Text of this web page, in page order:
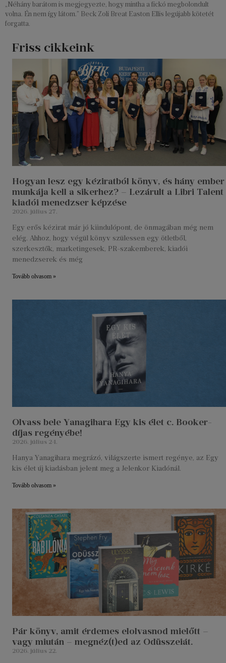
„Néhány barátom is megjegyezte, hogy mintha a fickó megbolondult
volna. Én nem így látom.” Beck Zoli Breat Easton Ellis legújabb kötetét
forgatta.
Friss cikkeink
Hogyan lesz egy kéziratból könyv, és hány ember
munkája kell a sikerhez? – Lezárult a Libri Talent
kiadói menedzser képzése
2026. július 27.
Egy erős kézirat már jó kiindulópont, de önmagában még nem
elég. Ahhoz, hogy végül könyv szülessen egy ötletből,
szerkesztők, marketingesek, PR-szakemberek, kiadói
menedzserek és még
Tovább olvasom »
Olvass bele Yanagihara Egy kis élet c. Booker-
díjas regényébe!
2026. július 24.
Hanya Yanagihara megrázó, világszerte ismert regénye, az Egy
kis élet új kiadásban jelent meg a Jelenkor Kiadónál.
Tovább olvasom »
Pár könyv, amit érdemes elolvasnod mielőtt –
vagy miután – megnéz(t)ed az Odüsszeiát.
2026. július 22.